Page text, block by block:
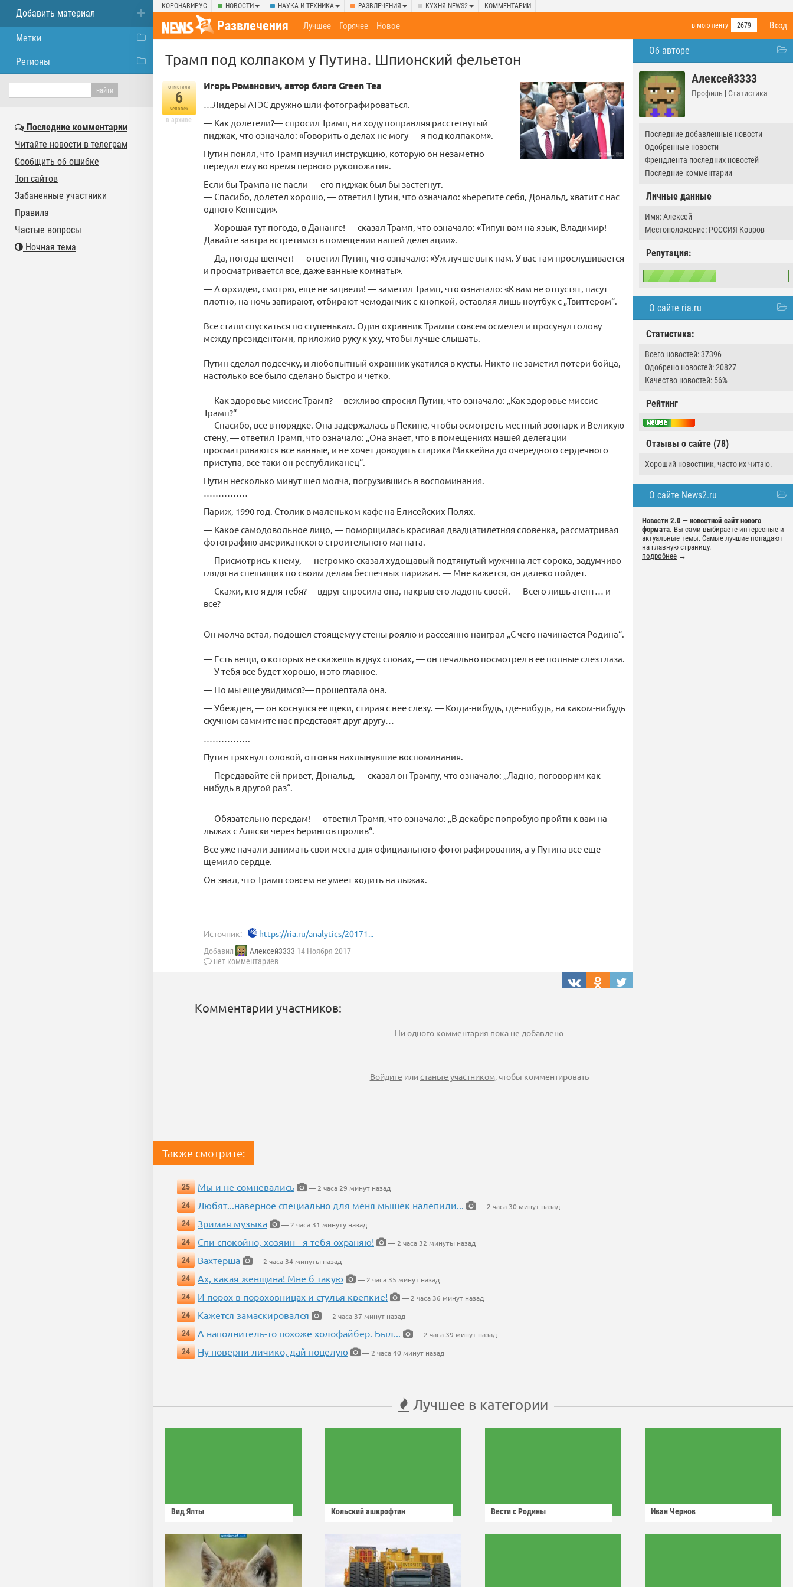
КОРОНАВИРУС НОВОСТИ НАУКА И ТЕХНИКА РАЗВЛЕЧЕНИЯ КУХНЯ NEWS2 КОММЕНТАРИИ
Вход
Развлечения в мою ленту 2679
Лучшее Горячее Новое
Об авторе
Алексей3333
Профиль | Статистика
Последние добавленные новости
Одобренные новости
Френдлента последних новостей
Последние комментарии
Личные данные
Имя: Алексей
Местоположение: РОССИЯ Ковров
Репутация:
О сайте ria.ru
Статистика:
Всего новостей: 37396
Одобрено новостей: 20827
Качество новостей: 56%
Рейтинг
Отзывы о сайте (78)
Хороший новостник, часто их читаю.
О сайте News2.ru
Новости 2.0 — новостной сайт нового
формата. Вы сами выбираете интересные и
актуальные темы. Самые лучшие попадают
на главную страницу.
подробнее →
Трамп под колпаком у Путина. Шпионский фельетон
отметили
6
человек
в архиве
Игорь Романович, автор блога Green Tea
…Лидеры АТЭС дружно шли фотографироваться.
— Как долетели?— спросил Трамп, на ходу поправляя расстегнутый
пиджак, что означало: «Говорить о делах не могу — я под колпаком».
Путин понял, что Трамп изучил инструкцию, которую он незаметно
передал ему во время первого рукопожатия.
Если бы Трампа не пасли — его пиджак был бы застегнут.
— Спасибо, долетел хорошо, — ответил Путин, что означало: «Берегите себя, Дональд, хватит с нас
одного Кеннеди».
— Хорошая тут погода, в Дананге! — сказал Трамп, что означало: «Типун вам на язык, Владимир!
Давайте завтра встретимся в помещении нашей делегации».
— Да, погода шепчет! — ответил Путин, что означало: «Уж лучше вы к нам. У вас там прослушивается
и просматривается все, даже ванные комнаты».
— А орхидеи, смотрю, еще не зацвели! — заметил Трамп, что означало: «К вам не отпустят, пасут
плотно, на ночь запирают, отбирают чемоданчик с кнопкой, оставляя лишь ноутбук с „Твиттером“.
Все стали спускаться по ступенькам. Один охранник Трампа совсем осмелел и просунул голову
между президентами, приложив руку к уху, чтобы лучше слышать.
Путин сделал подсечку, и любопытный охранник укатился в кусты. Никто не заметил потери бойца,
настолько все было сделано быстро и четко.
— Как здоровье миссис Трамп?— вежливо спросил Путин, что означало: „Как здоровье миссис
Трамп?“
— Спасибо, все в порядке. Она задержалась в Пекине, чтобы осмотреть местный зоопарк и Великую
стену, — ответил Трамп, что означало: „Она знает, что в помещениях нашей делегации
просматриваются все ванные, и не хочет доводить старика Маккейна до очередного сердечного
приступа, все-таки он республиканец“.
Путин несколько минут шел молча, погрузившись в воспоминания.
……………
Париж, 1990 год. Столик в маленьком кафе на Елисейских Полях.
— Какое самодовольное лицо, — поморщилась красивая двадцатилетняя словенка, рассматривая
фотографию американского строительного магната.
— Присмотрись к нему, — негромко сказал худощавый подтянутый мужчина лет сорока, задумчиво
глядя на спешащих по своим делам беспечных парижан. — Мне кажется, он далеко пойдет.
— Скажи, кто я для тебя?— вдруг спросила она, накрыв его ладонь своей. — Всего лишь агент… и
все?
Он молча встал, подошел стоящему у стены роялю и рассеянно наиграл „С чего начинается Родина“.
— Есть вещи, о которых не скажешь в двух словах, — он печально посмотрел в ее полные слез глаза.
— У тебя все будет хорошо, и это главное.
— Но мы еще увидимся?— прошептала она.
— Убежден, — он коснулся ее щеки, стирая с нее слезу. — Когда-нибудь, где-нибудь, на каком-нибудь
скучном саммите нас представят друг другу…
…………….
Путин тряхнул головой, отгоняя нахлынувшие воспоминания.
— Передавайте ей привет, Дональд, — сказал он Трампу, что означало: „Ладно, поговорим как-
нибудь в другой раз“.
— Обязательно передам! — ответил Трамп, что означало: „В декабре попробую пройти к вам на
лыжах с Аляски через Берингов пролив“.
Все уже начали занимать свои места для официального фотографирования, а у Путина все еще
щемило сердце.
Он знал, что Трамп совсем не умеет ходить на лыжах.
Источник: https://ria.ru/analytics/20171...
Добавил Алексей3333 14 Ноября 2017
нет комментариев
Комментарии участников:
Ни одного комментария пока не добавлено
Войдите илистаньте участником, чтобы комментировать
Также смотрите:
25 Мы и не сомневались
— 2 часа 29 минут назад
24
Любят...наверное специально для меня мышек налепили...
— 2 часа 30 минут назад
24
Зримая музыка
— 2 часа 31 минуту назад
24
Спи спокойно, хозяин - я тебя охраняю!
— 2 часа 32 минуты назад
24
Вахтерша
— 2 часа 34 минуты назад
24
Ах, какая женщина! Мне б такую
— 2 часа 35 минут назад
24
И порох в пороховницах и стулья крепкие!
— 2 часа 36 минут назад
24
Кажется замаскировался
— 2 часа 37 минут назад
24
А наполнитель-то похоже холофайбер. Был...
— 2 часа 39 минут назад
24
Ну поверни личико, дай поцелую — 2 часа 40 минут назад
Лучшее в категории
Вид Ялты Кольский ашкрофтин Вести с Родины Иван Чернов
Добавить материал
Метки
Регионы
Последние комментарии
Читайте новости в телеграм
Сообщить об ошибке
Топ сайтов
Забаненные участники
Правила
Частые вопросы
Ночная тема